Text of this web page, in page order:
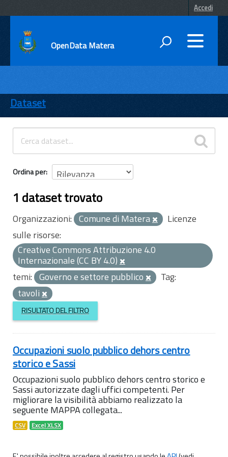
Accedi
OpenData Matera
ENTI
TEMI
INFORMAZIONI
Dataset
Ordina per
1 dataset trovato
Organizzazioni: Comune di Matera
Licenze
sulle risorse:
Creative Commons Attribuzione 4.0
Internazionale (CC BY 4.0)
temi: Governo e settore pubblico
Tag:
tavoli
RISULTATO DEL FILTRO
Occupazioni suolo pubblico dehors centro
storico e Sassi
Occupazioni suolo pubblico dehors centro storico e
Sassi autorizzate dagli uffici competenti. Per
migliorare la visibilità abbiamo realizzato la
seguente MAPPA collegata...
CSV Excel XLSX